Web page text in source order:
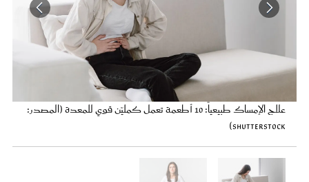
علاج الإمساك طبيعياً: 10 أطعمة تعمل كمليّن قوي للمعدة (المصدر:
Shutterstock)
جرّبي تناول الكينوا لعلاج مشكلة الإمساك (المصدر: Shutterstock)
ستايل
عروس سيدتي